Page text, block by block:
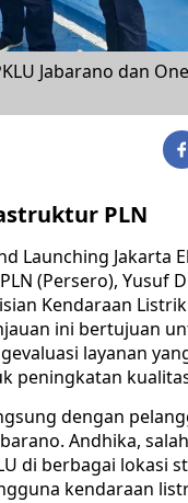
Jabarano dan
PLN
Launching Jakarta
(Persero), Yusuf
Kendaraan Listrik
ini bertujuan
layanan
peningkatan
dengan
Andhika,
di berbagai lokasi
kendaraan